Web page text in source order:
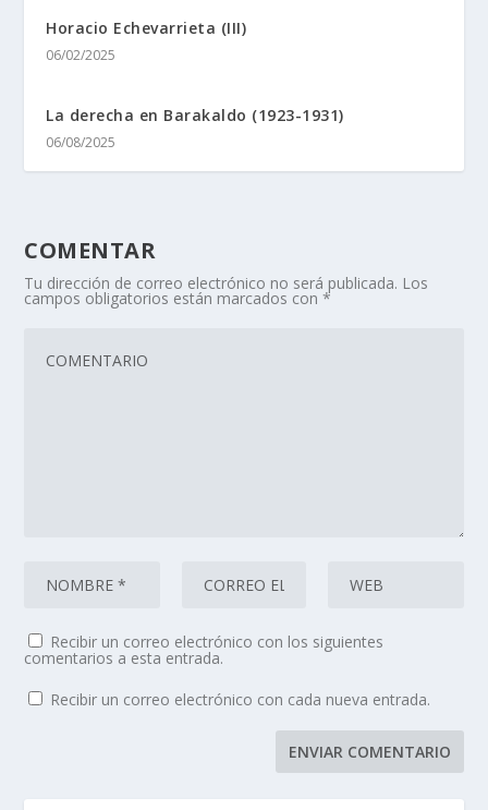
Horacio Echevarrieta (III)
06/02/2025
La derecha en Barakaldo (1923-1931)
06/08/2025
COMENTAR
Tu dirección de correo electrónico no será publicada. Los
campos obligatorios están marcados con*
Recibir un correo electrónico con los siguientes
comentarios a esta entrada.
Recibir un correo electrónico con cada nueva entrada.